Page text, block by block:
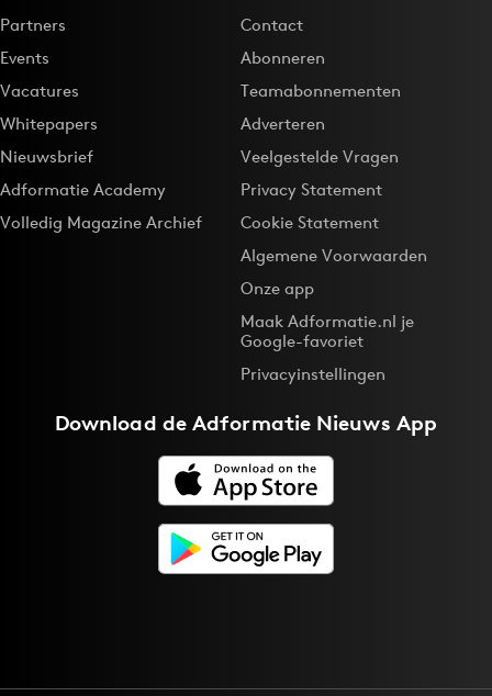
Partners
Events
Vacatures
Whitepapers
Nieuwsbrief
Adformatie Academy
Volledig Magazine Archief
Contact
Abonneren
Teamabonnementen
Adverteren
Veelgestelde Vragen
Privacy Statement
Cookie Statement
Algemene Voorwaarden
Onze app
Maak Adformatie.nl je
Google-favoriet
Privacyinstellingen
Download deAdformatie Nieuws App